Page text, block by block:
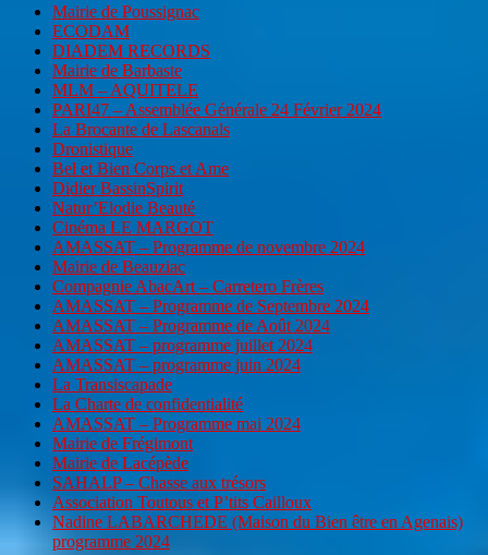
Mairie de Poussignac
ECODAM
DIADEM RECORDS
Mairie de Barbaste
MLM – AQUITELE
PARI47 – Assemblée Générale 24 Février 2024
La Brocante de Lascanals
Dronistique
Bel et Bien Corps et Ame
Didier BassinSpirit
Natur’Elodie Beauté
Cinéma LE MARGOT
AMASSAT – Programme de novembre 2024
Mairie de Beauziac
Compagnie AbacArt – Carretero Frères
AMASSAT – Programme de Septembre 2024
AMASSAT – Programme de Août 2024
AMASSAT – programme juillet 2024
AMASSAT – programme juin 2024
La Transiscapade
La Charte de confidentialité
AMASSAT – Programme mai 2024
Mairie de Frégimont
Mairie de Lacépède
SAHALP – Chasse aux trésors
Association Toutous et P’tits Cailloux
Nadine LABARCHEDE (Maison du Bien être en Agenais)
programme 2024